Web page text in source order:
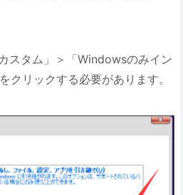
スタム」＞「Windowsのみイン
クリックする必要があります。